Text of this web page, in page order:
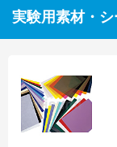
実験用素材・